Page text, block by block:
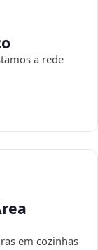
a rede
em cozinhas